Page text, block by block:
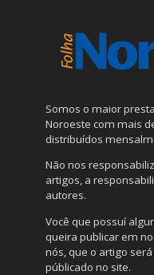
Somos o maior
Noroeste com mais
distribuídos
Não nos
artigos, a
autores.
Você que possuí
queira publicar em
nós, que o artigo
públicado no site.